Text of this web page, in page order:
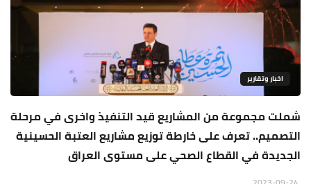
اخبار وتقارير
شملت مجموعة من المشاريع قيد التنفيذ واخرى في مرحلة
التصميم.. تعرف على خارطة توزيع مشاريع العتبة الحسينية
الجديدة في القطاع الصحي على مستوى العراق